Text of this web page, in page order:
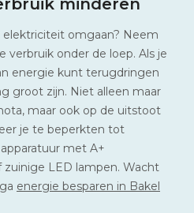
omgaan? Neem
verbruik onder de loep. Als je
energie kunt terugdringen
groot zijn. Niet alleen maar
maar ook op de uitstoot
je te beperkten tot
met A+
zuinige LED lampen. Wacht
energie besparen in Bakel